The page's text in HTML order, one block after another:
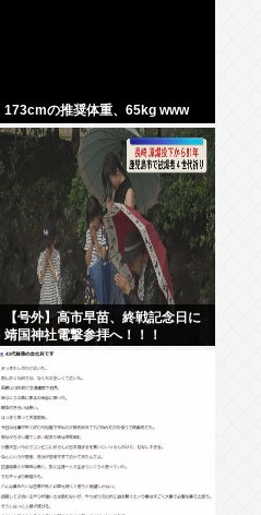
173cmの推奨体重、65kg www
【号外】高市早苗、終戦記念日に
靖国神社電撃参拝へ！！！